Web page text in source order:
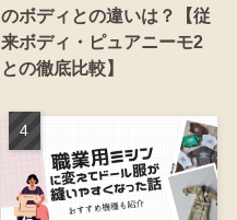
のボディとの違いは？【従
来ボディ・ピュアニーモ2
との徹底比較】